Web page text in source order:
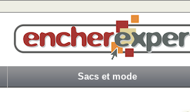
Sacs et mode